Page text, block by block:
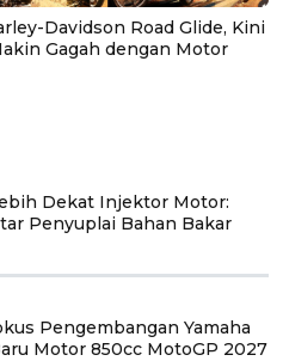
Davidson Road Glide, Kini
Gagah dengan Motor
Dekat Injektor Motor:
Penyuplai Bahan Bakar
Pengembangan Yamaha
Motor 850cc MotoGP 2027